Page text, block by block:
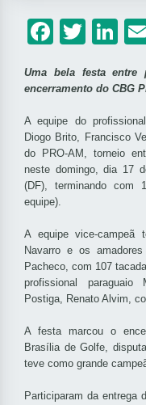
Uma bela festa entre
encerramento do CBG
A equipe do
Diogo Brito, Francisco
do PRO-AM, torneio
neste domingo, dia 17
(DF), terminando com
equipe).
A equipe vice-campeã
Navarro e os
Pacheco, com 107
profissional
Postiga, Renato Alvim,
A festa marcou o
Brasília de Golfe,
teve como grande
Participaram da entrega